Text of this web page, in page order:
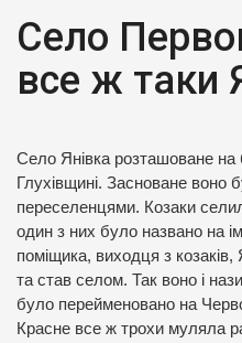
Село
все ж таки
Село Янівка розташоване на
Глухівщині. Засноване воно
переселенцями. Козаки
один з них було названо на
поміщика, виходця з козаків,
та став селом. Так воно і
було перейменовано на
Красне все ж трохи муляла